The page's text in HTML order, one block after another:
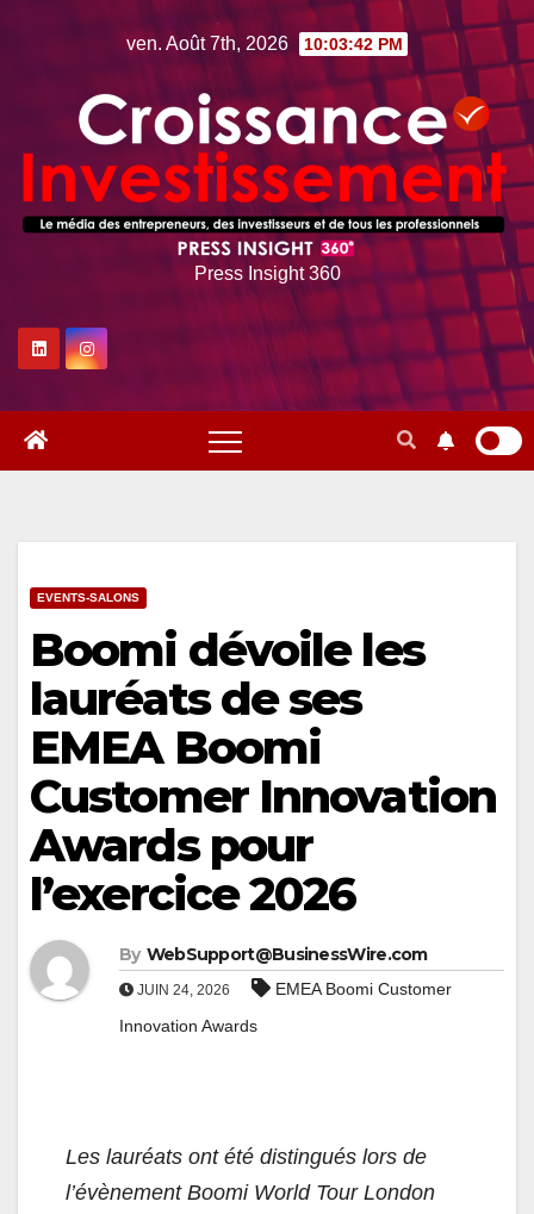
ven. Août 7th, 2026 10:03:43 PM
Press Insight 360
EVENTS-SALONS
Boomi dévoile les
lauréats de ses
EMEA Boomi
Customer Innovation
Awards pour
l’exercice 2026
By WebSupport@BusinessWire.com
JUIN 24, 2026
EMEA Boomi Customer
Innovation Awards
Les lauréats ont été distingués lors de
l’évènement Boomi World Tour London